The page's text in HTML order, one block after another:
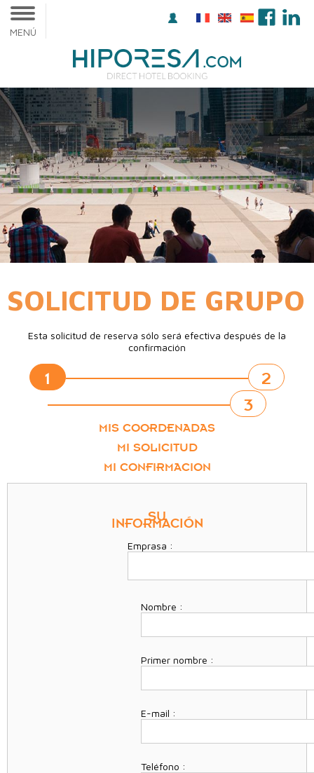
MENÚ
SOLICITUD DE GRUPO
Esta solicitud de reserva sólo será efectiva después de la
confirmación
1 2
3
MIS COORDENADAS
MI SOLICITUD
MI CONFIRMACION
SU
INFORMACIÓN
Emprasa :
Nombre :
Primer nombre :
E-mail :
Teléfono :